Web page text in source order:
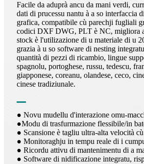
Facile da aduprà ancu da mani verdi,
dati di prucessu nantu à a so interfaccia
grafica, compatibile cù parechji fugliali
codici DXF DWG, PLT è NC, migliora
stock è l'utilizazione di u materiale di u
grazia à u so software di nesting
quantità di pezzi di ricambio, lingue
spagnolu, portoghese, russu, tedescu,
giapponese, coreanu, olandese, ceco,
cinese tradiziunale.
● Novu mudellu d'interazione omu-
●Modu di trasfurmazione flessibile/in
● Scansione è tagliu ultra-alta velocità
● Monitoraghju in tempu reale di i
● Ricordu attivu di mantenimentu di a
● Software di nidificazione integratu,